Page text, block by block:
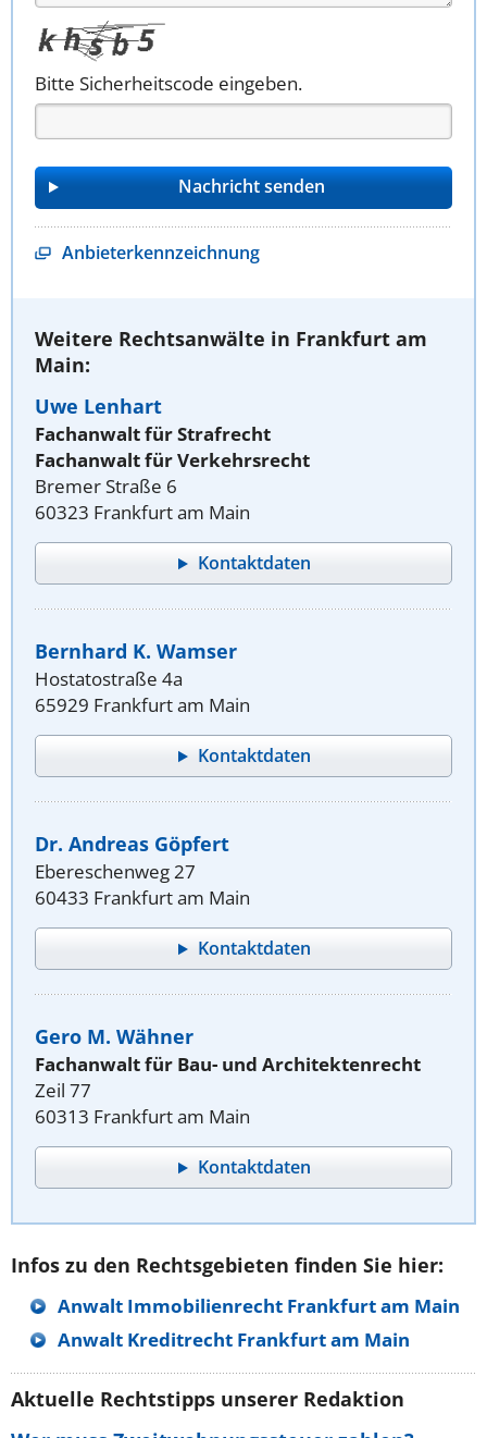
Bitte Sicherheitscode eingeben.
Anbieterkennzeichnung
Weitere Rechtsanwälte in Frankfurt am
Main:
Uwe Lenhart
Fachanwalt für Strafrecht
Fachanwalt für Verkehrsrecht
Bremer Straße 6
60323 Frankfurt am Main
Kontaktdaten
Bernhard K. Wamser
Hostatostraße 4a
65929 Frankfurt am Main
Kontaktdaten
Dr. Andreas Göpfert
Ebereschenweg 27
60433 Frankfurt am Main
Kontaktdaten
Gero M. Wähner
Fachanwalt für Bau- und Architektenrecht
Zeil 77
60313 Frankfurt am Main
Kontaktdaten
Infos zu den Rechtsgebieten finden Sie hier:
Anwalt Immobilienrecht Frankfurt am Main
Anwalt Kreditrecht Frankfurt am Main
Aktuelle Rechtstipps unserer Redaktion